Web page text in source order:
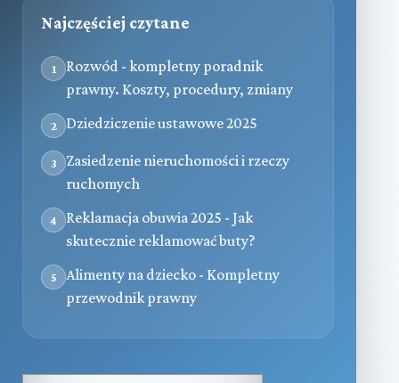
Najczęściej czytane
1
Rozwód - kompletny poradnik
prawny. Koszty, procedury, zmiany
2 Dziedziczenie ustawowe 2025
3
Zasiedzenie nieruchomości i rzeczy
ruchomych
4
Reklamacja obuwia 2025 - Jak
skutecznie reklamować buty?
5
Alimenty na dziecko - Kompletny
przewodnik prawny